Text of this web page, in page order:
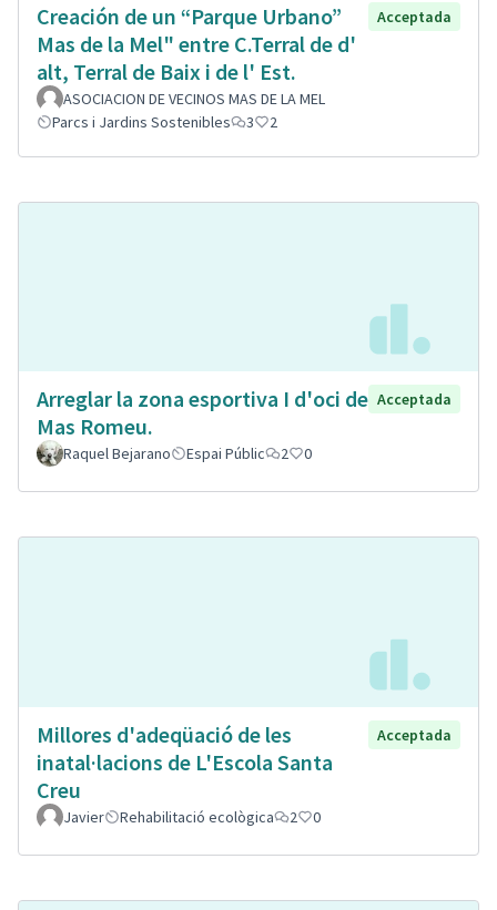
Creación de un “Parque Urbano”
Mas de la Mel" entre C.Terral de d'
alt, Terral de Baix i de l' Est.
Acceptada
ASOCIACION DE VECINOS MAS DE LA MEL
Parcs i Jardins Sostenibles
3 2
Arreglar la zona esportiva I d'oci de
Mas Romeu.
Acceptada
Raquel Bejarano Espai Públic 2 0
Millores d'adeqüació de les
inatal·lacions de L'Escola Santa
Creu
Acceptada
Javier Rehabilitació ecològica 2 0